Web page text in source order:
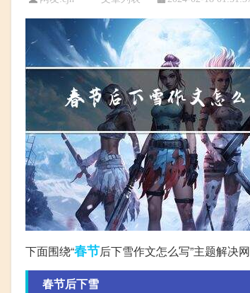
下面围绕“春节后下雪作文怎么写”主题解决
春节后下雪